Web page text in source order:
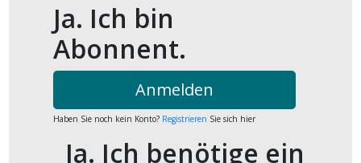
Ja. Ich bin
Abonnent.
Anmelden
Haben Sie noch kein Konto? Registrieren Sie sich hier
Ja. Ich benötige ein